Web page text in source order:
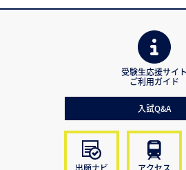
受験生応援サイト
ご利用ガイド
入試Q&A